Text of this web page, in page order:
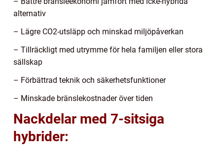
alternativ
– Lägre CO2-utsläpp och minskad miljöpåverkan
– Tillräckligt med utrymme för hela familjen eller stora
sällskap
– Förbättrad teknik och säkerhetsfunktioner
– Minskade bränslekostnader över tiden
Nackdelar med 7-sitsiga
hybrider: